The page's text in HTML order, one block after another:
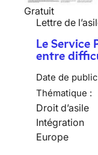
Gratuit
Lettre de
Le Service
entre
Date de
Thématique :
Droit d’asile
Intégration
Europe